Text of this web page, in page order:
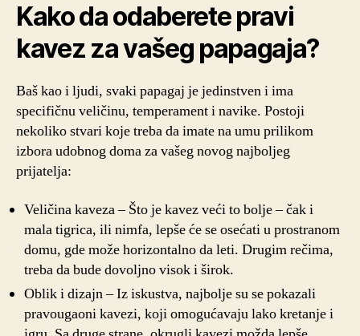
Kako da odaberete pravi
kavez za vašeg papagaja?
Baš kao i ljudi, svaki papagaj je jedinstven i ima
specifičnu veličinu, temperament i navike. Postoji
nekoliko stvari koje treba da imate na umu prilikom
izbora udobnog doma za vašeg novog najboljeg
prijatelja:
Veličina kaveza – Što je kavez veći to bolje – čak i
mala tigrica, ili nimfa, lepše će se osećati u prostranom
domu, gde može horizontalno da leti. Drugim rečima,
treba da bude dovoljno visok i širok.
Oblik i dizajn – Iz iskustva, najbolje su se pokazali
pravougaoni kavezi, koji omogućavaju lako kretanje i